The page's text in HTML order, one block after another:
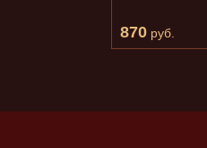
870 руб.